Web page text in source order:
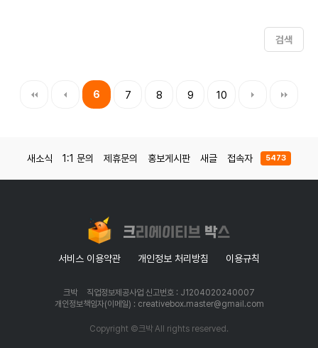
검색
6 7 8 9 10
새소식 1:1 문의 제휴문의 홍보게시판 새글 접속자 5473
서비스 이용약관 개인정보 처리방침 이용규칙
크박
직업정보제공사업 신고번호 : J1204020240007
개인정보책임자(이메일) : creativebox.master@gmail.com
Copyright ©크박 All rights reserved.